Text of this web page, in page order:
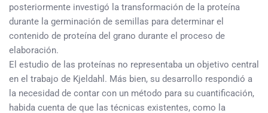
posteriormente investigó la transformación de la proteína
durante la germinación de semillas para determinar el
contenido de proteína del grano durante el proceso de
elaboración.
El estudio de las proteínas no representaba un objetivo central
en el trabajo de Kjeldahl. Más bien, su desarrollo respondió a
la necesidad de contar con un método para su cuantificación,
habida cuenta de que las técnicas existentes, como la